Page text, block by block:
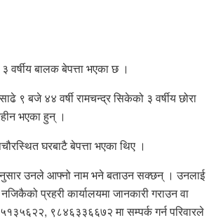
वर्षीय बालक बेपत्ता भएका छ ।
९ बजे ४४ वर्षी रामचन्द्र सिकेको ३ वर्षीय छोरा
भएका हुन् ।
घरबाटै बेपत्ता भएका थिए ।
उनले आफ्नो नाम भने बताउन सक्छन् । उनलाई
प्रहरी कार्यालयमा जानकारी गराउन वा
९८४६३३६६७२ मा सम्पर्क गर्न परिवारले